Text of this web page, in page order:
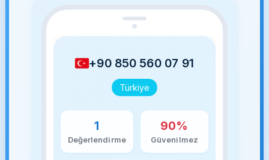
+90 850 560 07 91
Türkiye
1
Değerlendirme
90%
Güvenilmez